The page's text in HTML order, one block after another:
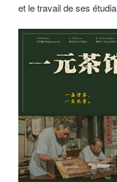
et le travail de ses